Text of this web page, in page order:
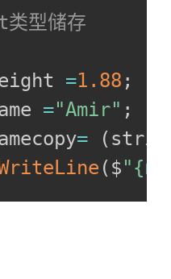
型储存
=1.88 ;
="Amir" ;
= (
( $